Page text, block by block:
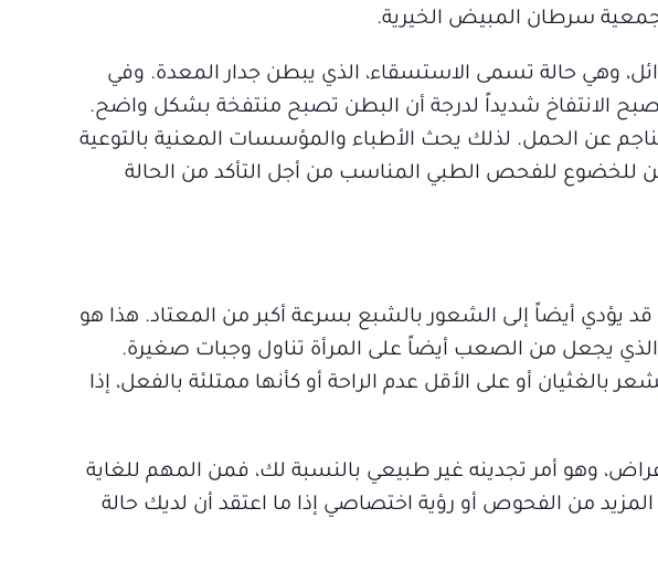
جمعية سرطان المبيض الخيرية.
وهي حالة تسمى الاستسقاء، الذي يبطن جدار المعدة. وفي
الانتفاخ شديداً لدرجة أن البطن تصبح منتفخة بشكل واضح.
عن الحمل. لذلك يحث الأطباء والمؤسسات المعنية بالتوعية
للخضوع للفحص الطبي المناسب من أجل التأكد من الحالة
قد يؤدي أيضاً إلى الشعور بالشبع بسرعة أكبر من المعتاد. هذا هو
يجعل من الصعب أيضاً على المرأة تناول وجبات صغيرة.
بالغثيان أو على الأقل عدم الراحة أو كأنها ممتلئة بالفعل، إذا
وهو أمر تجدينه غير طبيعي بالنسبة لك، فمن المهم للغاية
من الفحوص أو رؤية اختصاصي إذا ما اعتقد أن لديك حالة